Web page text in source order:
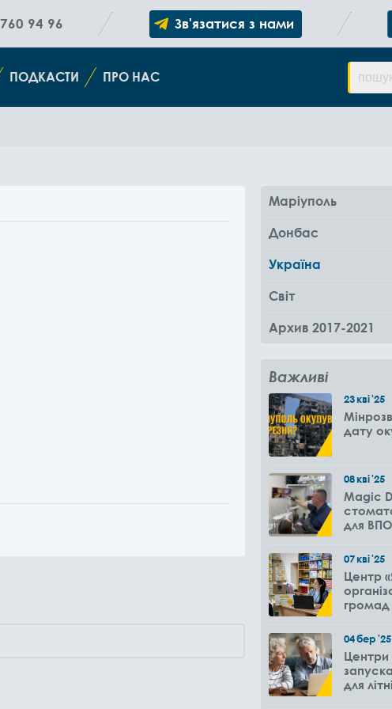
94 96 Зв'язатися з нами
ПОДКАСТИ ПРО НАС
Маріуполь
Донбас
Україна
Світ
Архив 2017-2021
Важливі
23кві'25
дату
08кві'25
Magic
для
07кві'25
Центр
громад
04бер'25
Центри
для